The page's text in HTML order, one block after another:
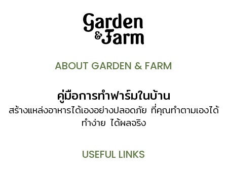
ABOUT GARDEN & FARM
คู่มือการทำฟาร์มในบ้าน
สร้างแหล่งอาหารได้เองอย่างปลอดภัย ที่คุณทำตามเองได้
ทำง่าย ได้ผลจริง
USEFUL LINKS